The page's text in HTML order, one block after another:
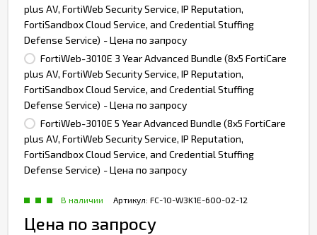
plus AV, FortiWeb Security Service, IP Reputation,
FortiSandbox Cloud Service, and Credential Stuffing
Defense Service) - Цена по запросу
FortiWeb-3010E 3 Year Advanced Bundle (8x5 FortiCare
plus AV, FortiWeb Security Service, IP Reputation,
FortiSandbox Cloud Service, and Credential Stuffing
Defense Service) - Цена по запросу
FortiWeb-3010E 5 Year Advanced Bundle (8x5 FortiCare
plus AV, FortiWeb Security Service, IP Reputation,
FortiSandbox Cloud Service, and Credential Stuffing
Defense Service) - Цена по запросу
Артикул: FC-10-W3K1E-600-02-12
В наличии
Цена по запросу